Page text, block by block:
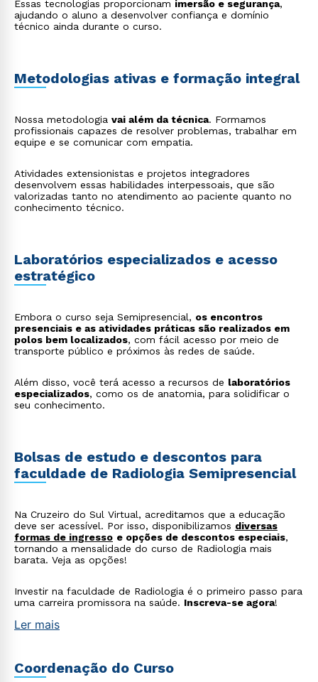
Essas tecnologias proporcionam imersão e segurança,
ajudando o aluno a desenvolver confiança e domínio
técnico ainda durante o curso.
Metodologias ativas e formação integral
Nossa metodologia vai além da técnica. Formamos
profissionais capazes de resolver problemas, trabalhar em
equipe e se comunicar com empatia.
Atividades extensionistas e projetos integradores
desenvolvem essas habilidades interpessoais, que são
valorizadas tanto no atendimento ao paciente quanto no
conhecimento técnico.
Laboratórios especializados e acesso
estratégico
Embora o curso seja Semipresencial, os encontros
presenciais e as atividades práticas são realizados em
polos bem localizados, com fácil acesso por meio de
transporte público e próximos às redes de saúde.
Além disso, você terá acesso a recursos de laboratórios
especializados, como os de anatomia, para solidificar o
seu conhecimento.
Bolsas de estudo e descontos para
faculdade de Radiologia Semipresencial
Na Cruzeiro do Sul Virtual, acreditamos que a educação
deve ser acessível. Por isso, disponibilizamos diversas
formas de ingresso e opções de descontos especiais,
tornando a mensalidade do curso de Radiologia mais
barata. Veja as opções!
Investir na faculdade de Radiologia é o primeiro passo para
uma carreira promissora na saúde. Inscreva-se agora!
Ler mais
Coordenação do Curso
WhatsApp
ou
autorizo que meus dados sejam utilizados para o
envio de conteúdos da Cruzeiro do Sul.